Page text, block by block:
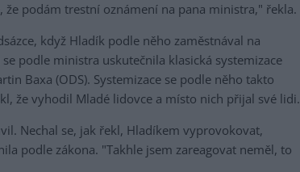
podám trestní oznámení na pana ministra," řekla.
když Hladík podle něho zaměstnával na
podle ministra uskutečnila klasická systemizace
Baxa (ODS). Systemizace se podle něho takto
že vyhodil Mladé lidovce a místo nich přijal své lidi.
Nechal se, jak řekl, Hladíkem vyprovokovat,
podle zákona. "Takhle jsem zareagovat neměl, to